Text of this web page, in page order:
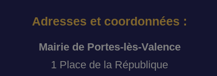
Adresses et coordonnées :
Mairie de Portes-lès-Valence
1 Place de la République